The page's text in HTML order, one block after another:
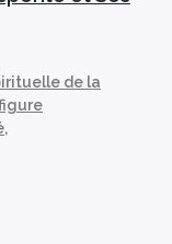
de la